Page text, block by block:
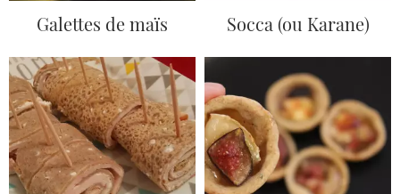
Galettes de maïs Socca (ou Karane)